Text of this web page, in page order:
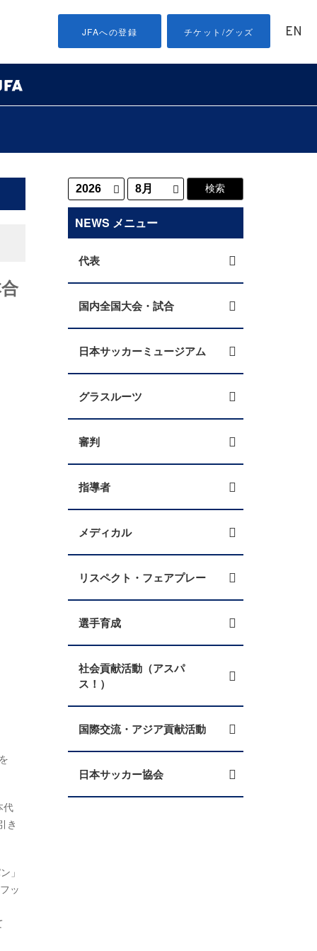
JFAへの登録 チケット/グッズ EN
代
き
」
ッ
NEWS メニュー
代表
国内全国大会・試合
日本サッカーミュージアム
グラスルーツ
審判
指導者
メディカル
リスペクト・フェアプレー
選手育成
社会貢献活動（アスパ
ス！）
国際交流・アジア貢献活動
日本サッカー協会